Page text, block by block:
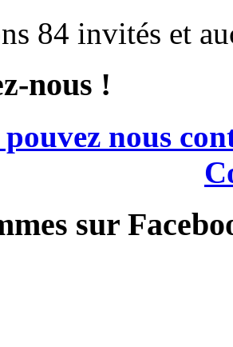
84 invités et
nous !
pouvez nous
sur